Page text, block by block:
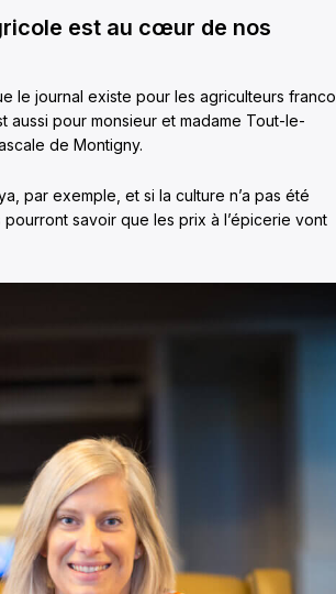
est au cœur de nos
le journal existe pour les agriculteurs
aussi pour monsieur et madame Tout-le-
de Montigny.
par exemple, et si la culture n’a pas été
savoir que les prix à l’épicerie vont